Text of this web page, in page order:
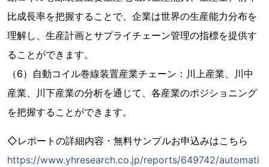
比成長率を把握することで、企業は世界の生産能力分布を
理解し、生産計画とサプライチェーン管理の指標を提供す
ることができます。
（6）自動コイル巻線装置産業チェーン：川上産業、川中
産業、川下産業の分析を通じて、各産業のポジショニング
を把握することができます。
◇レポートの詳細内容・無料サンプルお申込みはこちら
https://www.yhresearch.co.jp/reports/649742/automati